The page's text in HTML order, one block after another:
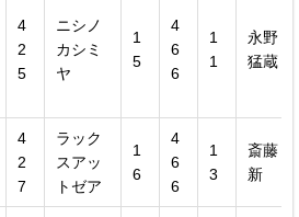
4
2
5
ニシノ
カシミ
ヤ
1
5
4
6
6
1
1
永野
猛蔵
4
2
7
ラック
スアッ
トゼア
1
6
4
6
6
1
3
斎藤
新